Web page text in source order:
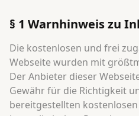
§ 1 Warnhinweis zu
Die kostenlosen und frei
Webseite wurden mit
Der Anbieter dieser
Gewähr für die Richtigkeit
bereitgestellten